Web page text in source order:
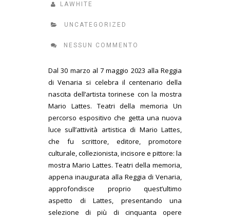
LAWHITE
UNCATEGORIZED
NESSUN COMMENTO
Dal 30 marzo al 7 maggio 2023 alla Reggia
di Venaria si celebra il centenario della
nascita dell’artista torinese con la mostra
Mario Lattes. Teatri della memoria Un
percorso espositivo che getta una nuova
luce sull’attività artistica di Mario Lattes,
che fu scrittore, editore, promotore
culturale, collezionista, incisore e pittore: la
mostra Mario Lattes. Teatri della memoria,
appena inaugurata alla Reggia di Venaria,
approfondisce proprio quest’ultimo
aspetto di Lattes, presentando una
selezione di più di cinquanta opere